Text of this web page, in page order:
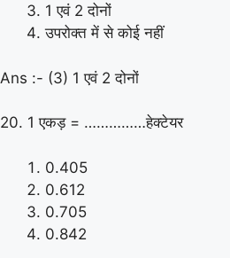
1 एवं 2 दोनों
उपरोक्त में से कोई नहीं
Ans :- (3) 1 एवं 2 दोनों
20. 1 एकड़ = ……………हेक्टेयर
0.405
0.612
0.705
0.842